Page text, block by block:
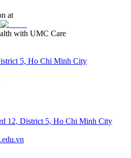
at
with UMC Care
5, Ho Chi Minh City
12, District 5, Ho Chi Minh City